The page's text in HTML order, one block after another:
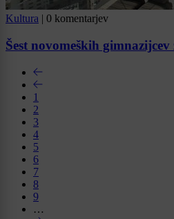
Kultura | 0 komentarjev
Šest novomeških
1
2
3
4
5
6
7
8
9
…